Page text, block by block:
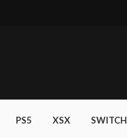
PS5 XSX SWITCH